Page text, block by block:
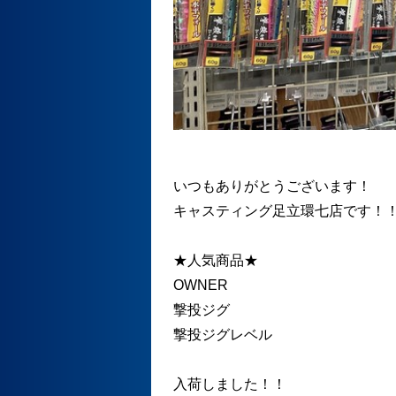
いつもありがとうございます！
キャスティング足立環七店です！
★人気商品★
OWNER
撃投ジグ
撃投ジグレベル
入荷しました！！